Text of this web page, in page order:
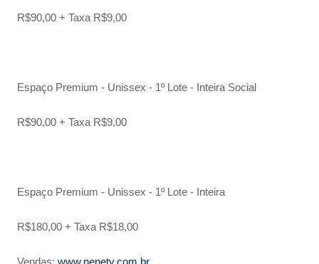
R$90,00 + Taxa R$9,00
Espaço Premium - Unissex - 1º Lote - Inteira Social
R$90,00 + Taxa R$9,00
Espaço Premium - Unissex - 1º Lote - Inteira
R$180,00 + Taxa R$18,00